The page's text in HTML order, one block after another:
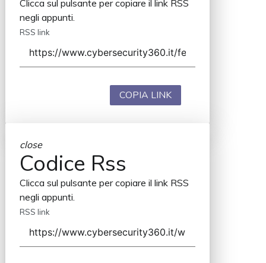
Clicca sul pulsante per copiare il link RSS
negli appunti.
RSS link
COPIA LINK
close
Codice Rss
Clicca sul pulsante per copiare il link RSS
negli appunti.
RSS link